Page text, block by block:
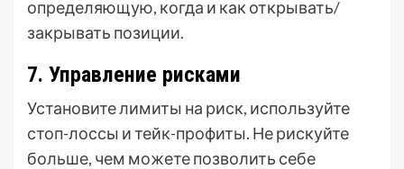
определяющую, когда и как открывать/
закрывать позиции.
7. Управление рисками
Установите лимиты на риск, используйте
стоп-лоссы и тейк-профиты. Не рискуйте
больше, чем можете позволить себе